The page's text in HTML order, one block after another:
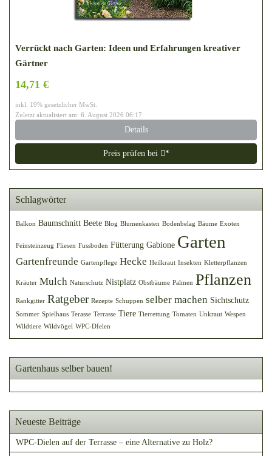
Verrückt nach Garten: Ideen und Erfahrungen kreativer
Gärtner
14,71 €
inkl. 19% gesetzlicher MwSt.
Zuletzt aktualisiert am: 6. August 2026 06:17
Details
Preis prüfen bei *
Schlagwörter
Balkon Baumschnitt Beete Blog Blumenkasten Bodenbelag Bäume Exoten
Feinsteinzeug Fliesen Fussboden Fütterung Gabione Garten
Gartenfreunde Gartenpflege Hecke Heilkraut Insekten Kletterpflanzen
Kräuter Mulch Naturschutz Nistplatz Obstbäume Palmen Pflanzen
Rankgitter Ratgeber Rezepte Schuppen selber machen Sichtschutz
Sommer Spielhaus Terasse Terrasse Tiere Tierrettung Tomaten Unkraut Wespen
Wildtiere Wildvögel WPC-DIelen
Gartenhaus selber bauen!
Neueste Beiträge
WPC-Dielen auf der Terrasse – eine Alternative zu Holz?